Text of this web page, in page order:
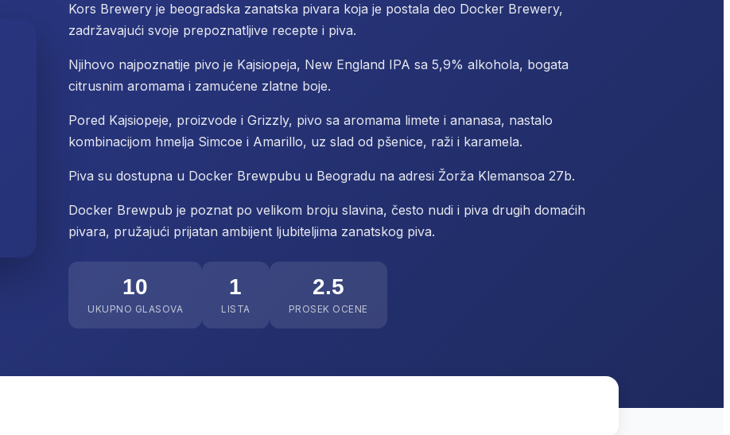
Kors Brewery je beogradska zanatska pivara koja je postala deo Docker Brewery,
zadržavajući svoje prepoznatljive recepte i piva.
Njihovo najpoznatije pivo je Kajsiopeja, New England IPA sa 5,9% alkohola, bogata
citrusnim aromama i zamućene zlatne boje.
Pored Kajsiopeje, proizvode i Grizzly, pivo sa aromama limete i ananasa, nastalo
kombinacijom hmelja Simcoe i Amarillo, uz slad od pšenice, raži i karamela.
Piva su dostupna u Docker Brewpubu u Beogradu na adresi Žorža Klemansoa 27b.
Docker Brewpub je poznat po velikom broju slavina, često nudi i piva drugih domaćih
pivara, pružajući prijatan ambijent ljubiteljima zanatskog piva.
10
UKUPNO GLASOVA
1
LISTA
2.5
PROSEK OCENE